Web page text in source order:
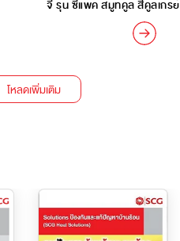
จี รุ่น ซีแพค สมูทคูล สีคูลเกรย์
โหลดเพิ่มเติม